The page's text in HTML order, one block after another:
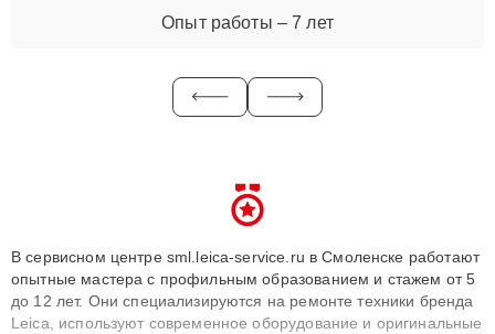
Опыт работы – 7 лет
В сервисном центре sml.leica-service.ru в Смоленске работают
опытные мастера с профильным образованием и стажем от 5
до 12 лет. Они специализируются на ремонте техники бренда
Leica, используют современное оборудование и оригинальные